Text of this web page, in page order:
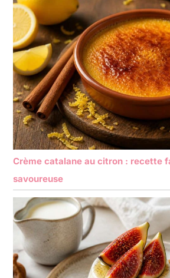
Crème catalane au citron : recette
savoureuse